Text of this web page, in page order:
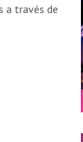
a través de